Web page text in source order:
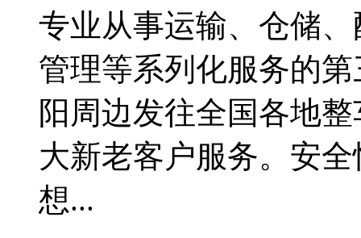
专业从事运输、仓储
管理等系列化服务的
阳周边发往全国各地
大新老客户服务。安
想...